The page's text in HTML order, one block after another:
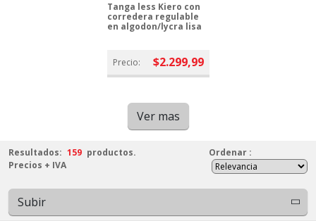
Tanga less Kiero con
corredera regulable
en algodon/lycra lisa
Precio: $2.299,99
Ver mas
Resultados: 159 productos.
Precios + IVA
Subir
Ordenar :